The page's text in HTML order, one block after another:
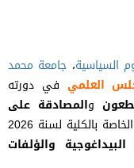
السياسية، جامعة محمد
العلمي في دورته
والمصادقة على
الخاصة بالكلية لسنة 2026
والؤلفات